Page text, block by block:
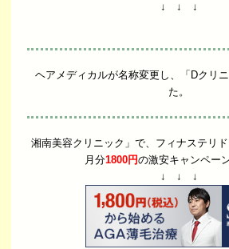
↓ ↓ ↓
ヘアメディカルが名称変更し、「Dクリ
た。
湘南美容クリニック」で、フィナステリ
月分1800円の激安キャンペー
↓ ↓ ↓